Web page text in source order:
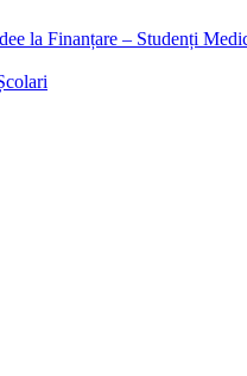
la Finanțare – Studenți